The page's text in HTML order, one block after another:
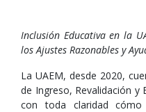
Inclusión Educativa en la
los Ajustes Razonables y
La UAEM, desde 2020,
de Ingreso, Revalidación y
con toda claridad